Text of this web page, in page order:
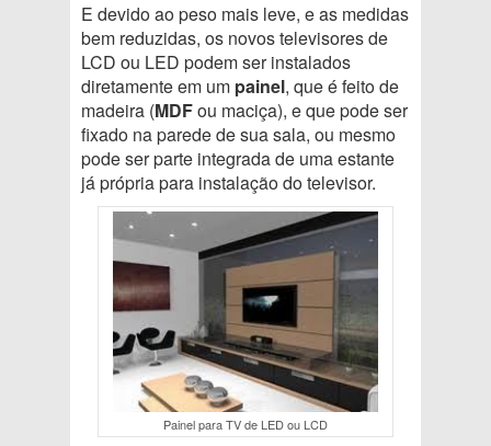
E devido ao peso mais leve, e as medidas
bem reduzidas, os novos televisores de
LCD ou LED podem ser instalados
diretamente em um painel, que é feito de
madeira (MDFou maciça), e que pode ser
fixado na parede de sua sala, ou mesmo
pode ser parte integrada de uma estante
já própria para instalação do televisor.
Painel para TV de LED ou LCD